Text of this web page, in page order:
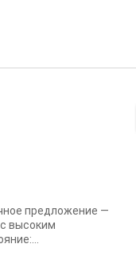
предложение —
высоким